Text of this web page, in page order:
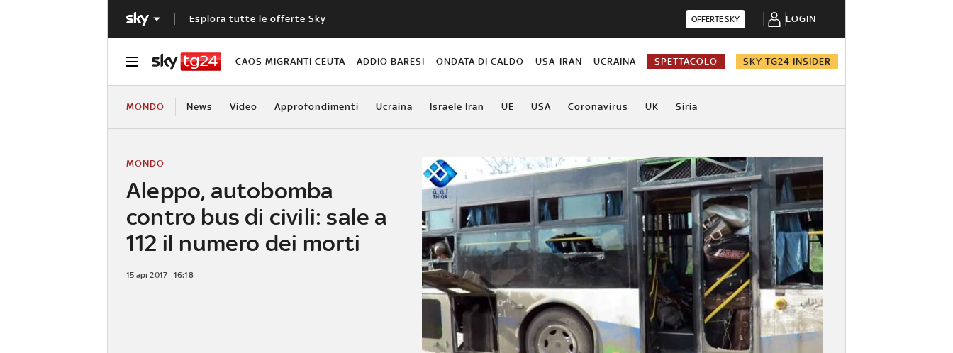
Esplora tutte le offerte Sky OFFERTE SKY LOGIN
CAOS MIGRANTI CEUTA ADDIO BARESI ONDATA DI CALDO USA-IRAN UCRAINA SPETTACOLO SKY TG24 INSIDER
MONDO News Video Approfondimenti Ucraina Israele Iran UE USA Coronavirus UK Siria
Aleppo, autobomba
contro bus di civili: sale a
112 il numero dei morti
MONDO
15 apr 2017 - 16:18